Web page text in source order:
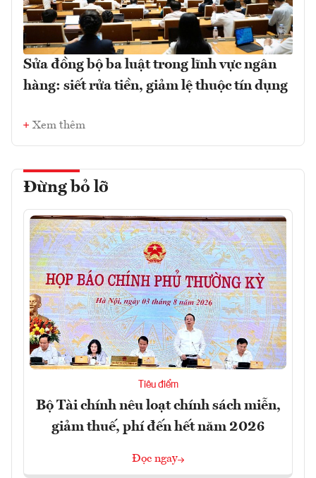
Sửa đồng bộ ba luật trong lĩnh vực ngân
hàng: siết rửa tiền, giảm lệ thuộc tín dụng
Xem thêm
Đừng bỏ lỡ
Tiêu điểm
Bộ Tài chính nêu loạt chính sách miễn,
giảm thuế, phí đến hết năm 2026
Đọc ngay